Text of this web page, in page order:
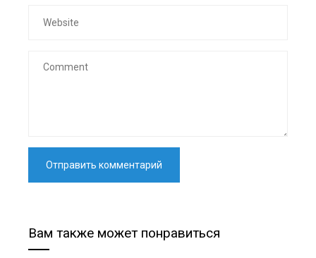
Вам также может понравиться